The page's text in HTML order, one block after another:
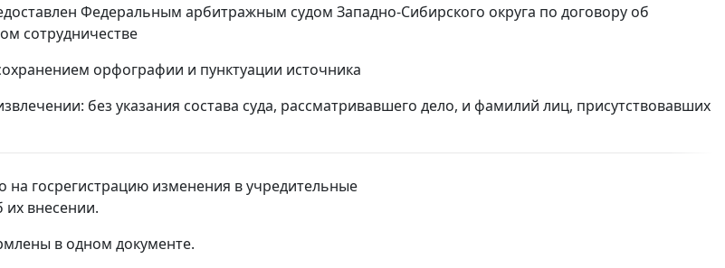
Федеральным арбитражным судом Западно-Сибирского округа по договору об
сотрудничестве
орфографии и пунктуации источника
без указания состава суда, рассматривавшего дело, и фамилий лиц, присутствовавших
на госрегистрацию изменения в учредительные
внесении.
в одном документе.